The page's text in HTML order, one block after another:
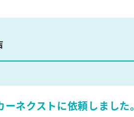
ーネクストに依頼しました。